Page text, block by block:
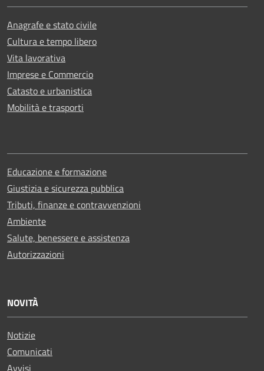
Anagrafe e stato civile
Cultura e tempo libero
Vita lavorativa
Imprese e Commercio
Catasto e urbanistica
Mobilità e trasporti
Educazione e formazione
Giustizia e sicurezza pubblica
Tributi, finanze e contravvenzioni
Ambiente
Salute, benessere e assistenza
Autorizzazioni
NOVITÀ
Notizie
Comunicati
Avvisi